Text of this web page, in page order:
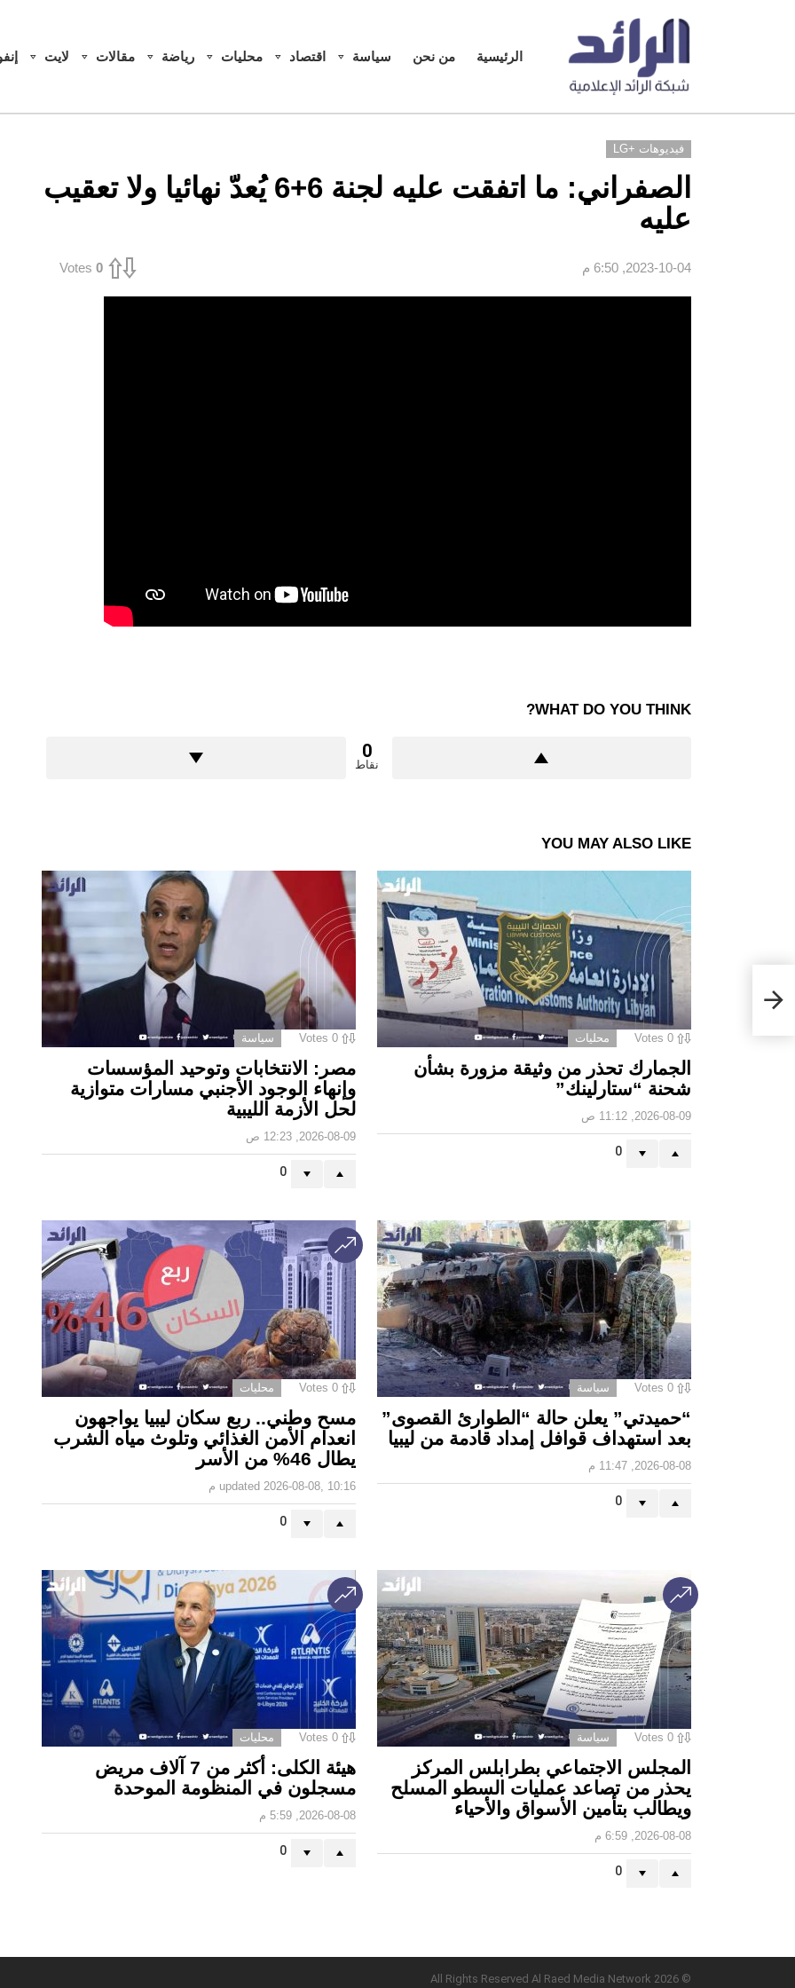
الرئيسية من نحن سياسة اقتصاد محليات رياضة مقالات لايت
فيديوهات +LG
الصفراني: ما اتفقت عليه لجنة 6+6 يُعدّ نهائيا ولا تعقيب
عليه
2023-10-04, 6:50 م 0
Votes
WHAT DO YOU THINK?
0
نقاط
YOU MAY ALSO LIKE
0
Votes محليات
الجمارك تحذر من وثيقة مزورة بشأن
شحنة “ستارلينك”
2026-08-09, 11:12 ص
0
0
Votes سياسة
مصر: الانتخابات وتوحيد المؤسسات
وإنهاء الوجود الأجنبي مسارات متوازية
لحل الأزمة الليبية
2026-08-09, 12:23 ص
0
0
Votes سياسة
“حميدتي” يعلن حالة “الطوارئ القصوى”
بعد استهداف قوافل إمداد قادمة من ليبيا
2026-08-08, 11:47 م
0
0
Votes محليات
مسح وطني.. ربع سكان ليبيا يواجهون
انعدام الأمن الغذائي وتلوث مياه الشرب
يطال 46% من الأسر
updated 2026-08-08, 10:16 م
0
0
Votes سياسة
المجلس الاجتماعي بطرابلس المركز
يحذر من تصاعد عمليات السطو المسلح
ويطالب بتأمين الأسواق والأحياء
2026-08-08, 6:59 م
0
0
Votes محليات
هيئة الكلى: أكثر من 7 آلاف مريض
مسجلون في المنظومة الموحدة
2026-08-08, 5:59 م
0
© 2026 All Rights Reserved Al Raed Media Network